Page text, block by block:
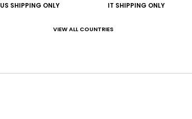
US SHIPPING ONLY IT SHIPPING ONLY
VIEW ALL COUNTRIES